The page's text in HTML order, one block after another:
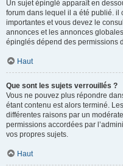
Un sujet épinglé apparaît en
forum dans lequel il a été publié. il
importantes et vous devez le
annonces et les annonces
épinglés dépend des permissions
Haut
Que sont les sujets verrouillés ?
Vous ne pouvez plus répondre
étant contenu est alors terminé.
différentes raisons par un
permissions accordées par
vos propres sujets.
Haut